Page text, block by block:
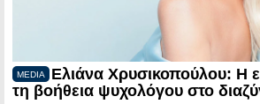
MEDIA
Ελιάνα Χρυσικοπούλου: Η
τη βοήθεια ψυχολόγου στο